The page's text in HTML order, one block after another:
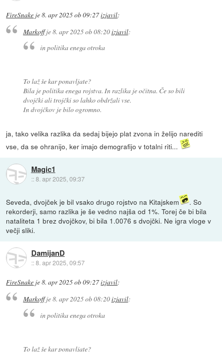
FireSnake je8. apr 2025 ob 09:27izjavil:
Markoffje8. apr 2025 ob 08:20izjavil:
in politika enega otroka
To laž še kar ponavljate?
Bila je politika enegarojstva. In razlika je očitna. Če so bili
dvojčki ali trojčki so lahko obdržali vse.
In dvojčkov je bilo ogromno.
ja, tako velika razlika da sedaj bijejo plat zvona in želijo narediti
vse, da se ohranijo, ker imajo demografijo v totalni riti...
Magic1
::8. apr 2025, 09:37
Seveda, dvojček je bil vsako drugo rojstvo na Kitajskem
. So
rekorderji, samo razlika je še vedno najša od 1%. Torej če bi bila
nataliteta 1 brez dvojčkov, bi bila 1.0076 s dvojčki. Ne igra vloge v
večji sliki.
DamijanD
::8. apr 2025, 09:57
FireSnake je8. apr 2025 ob 09:27izjavil:
Markoffje8. apr 2025 ob 08:20izjavil:
in politika enega otroka
To laž še kar ponavljate?